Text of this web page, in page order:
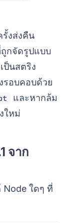
รั้งส่งคืน
ถูกจัดรูปแบบ
ป็นสตริง
รอบคอบด้วย
และหากล้ม
ใหม่
จาก
Node ใดๆ ที่